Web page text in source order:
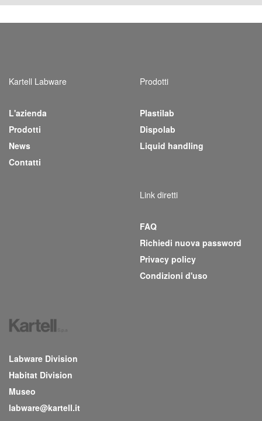
Kartell Labware
L'azienda
Prodotti
News
Contatti
Prodotti
Plastilab
Dispolab
Liquid handling
Link diretti
FAQ
Richiedi nuova password
Privacy policy
Condizioni d'uso
Labware Division
Habitat Division
Museo
labware@kartell.it